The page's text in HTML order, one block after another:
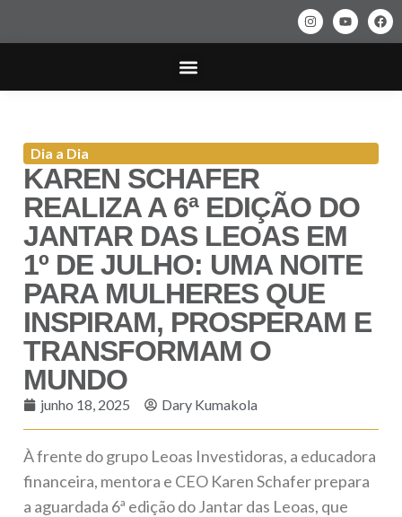
Dia a Dia
KAREN SCHAFER
REALIZA A 6ª EDIÇÃO DO
JANTAR DAS LEOAS EM
1º DE JULHO: UMA NOITE
PARA MULHERES QUE
INSPIRAM, PROSPERAM E
TRANSFORMAM O
MUNDO
junho 18, 2025 Dary Kumakola
À frente do grupo Leoas Investidoras, a educadora
financeira, mentora e CEO Karen Schafer prepara
a aguardada 6ª edição do Jantar das Leoas, que